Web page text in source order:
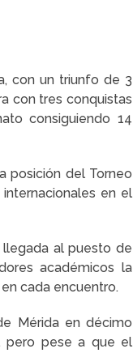
con un triunfo de 3
con tres conquistas
consiguiendo 14
posición del Torneo
en el
al puesto de
académicos la
cada encuentro.
Mérida en décimo
pero pese a que el